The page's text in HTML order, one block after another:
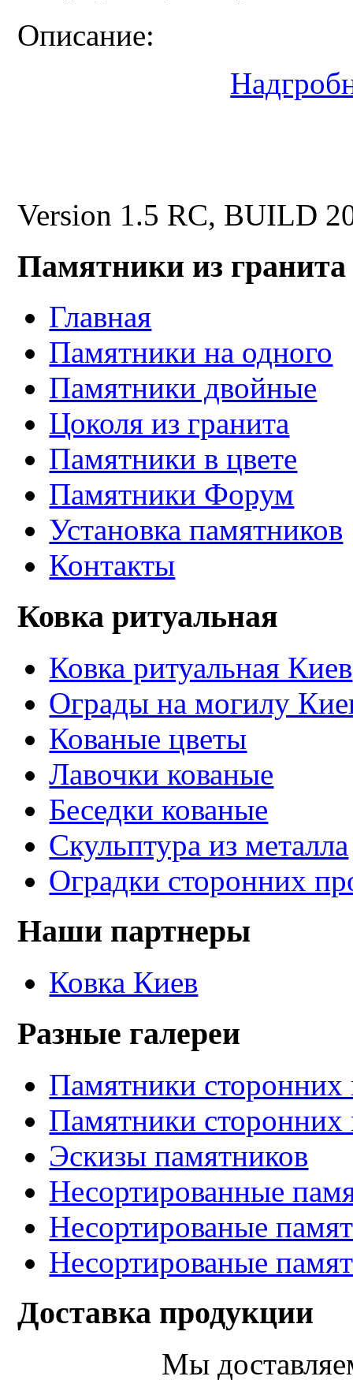
Описание:
Version 1.5 RC, BUILD
Памятники из гранита
Главная
Памятники на одного
Памятники двойные
Цоколя из гранита
Памятники в цвете
Памятники Форум
Установка памятников
Контакты
Ковка ритуальная
Ковка ритуальная Киев
Ограды на могилу
Кованые цветы
Лавочки кованые
Беседки кованые
Скульптура из металла
Оградки сторонних
Наши партнеры
Ковка Киев
Разные галереи
Памятники сторонних
Памятники сторонних
Эскизы памятников
Несортированные
Несортированые
Несортированые
Доставка продукции
Мы